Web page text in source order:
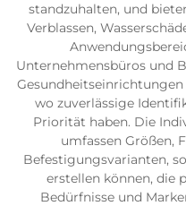
standzuhalten, und
Verblassen,
Unternehmensbüros und
wo zuverlässige
Priorität haben. Die
umfassen Größen,
Befestigungsvarianten,
erstellen können, die
Bedürfnisse und